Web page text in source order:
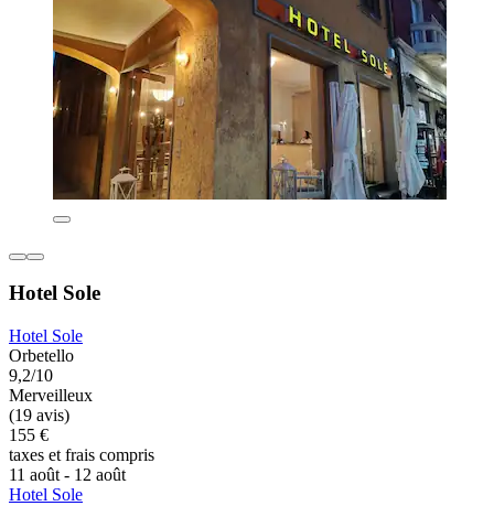
Hotel Sole
Hotel Sole
Orbetello
9,2/10
Merveilleux
(19 avis)
155 €
taxes et frais compris
11 août - 12 août
Hotel Sole